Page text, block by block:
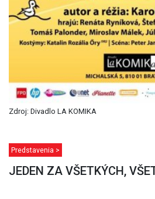
Zdroj: Divadlo LA KOMIKA
Predstavenia >
JEDEN ZA VŠETKÝCH,